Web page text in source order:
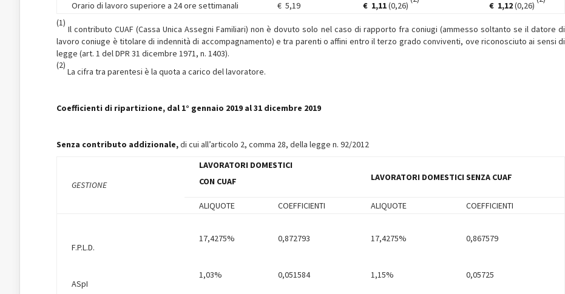
Orario di lavoro superiore a 24 ore settimanali € 5,19 € 1,11(0,26) € 1,12(0,26)
(1)
Il contributo CUAF (Cassa Unica Assegni Familiari) non è dovuto solo nel caso di rapporto fra coniugi (ammesso soltanto se il datore di
lavoro coniuge è titolare di indennità di accompagnamento) e tra parenti o affini entro il terzo grado conviventi, ove riconosciuto ai sensi di
legge (art. 1 del DPR 31 dicembre 1971, n. 1403).
(2)
La cifra tra parentesi è la quota a carico del lavoratore.
Coefficienti di ripartizione, dal 1° gennaio 2019 al 31 dicembre 2019
Senza contributo addizionale,di cui all’articolo 2, comma 28, della legge n. 92/2012
GESTIONE
LAVORATORI DOMESTICI
CON CUAF
LAVORATORI DOMESTICI SENZA CUAF
ALIQUOTE COEFFICIENTI ALIQUOTE COEFFICIENTI
F.P.L.D.
ASpI
17,4275%
1,03%
0,872793
0,051584
17,4275%
1,15%
0,867579
0,05725